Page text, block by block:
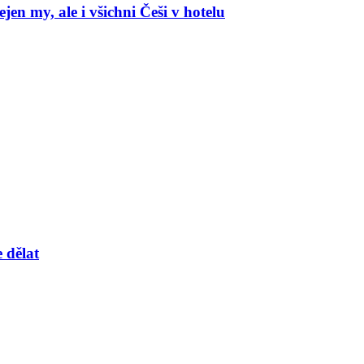
my, ale i všichni Češi v hotelu
dělat